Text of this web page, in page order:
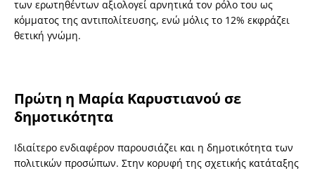
των ερωτηθέντων αξιολογεί αρνητικά τον ρόλο του ως
κόμματος της αντιπολίτευσης, ενώ μόλις το 12% εκφράζει
θετική γνώμη.
Πρώτη η Μαρία Καρυστιανού σε
δημοτικότητα
Ιδιαίτερο ενδιαφέρον παρουσιάζει και η δημοτικότητα των
πολιτικών προσώπων. Στην κορυφή της σχετικής κατάταξης